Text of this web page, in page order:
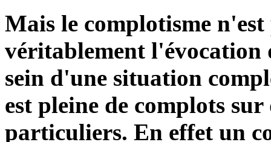
Mais le complotisme n'est
véritablement l'évocation
sein d'une situation
est pleine de complots sur
particuliers. En effet un